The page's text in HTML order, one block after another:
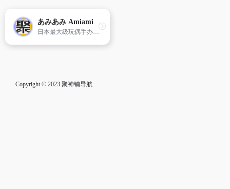
あみあみ Amiami
日本最大级玩偶手办购物。amiami是日本最大的手办发售网站。手办是一种日本动漫周边产品,特指未上色组装的模型套件,需要玩家自己动手打磨、拼装、上色等一系列复杂的工艺,而且难度远大于一般模型制作,主要材料为树脂。amiami主要销售手办和二手手办。用户可以从网站上了解手办的排名和二手手办的详情。此外,网站还会定期提供一些优惠和折扣,为用户提供物美价廉的手办商品。网站销售的手办商品包括：美少女手办,普通手办,海外手办作品,手办珍藏品,机器人玩具,洋娃娃,铁道模型等。amiami联系方式：电话：03-5803-1633邮箱：[email&#160;protected]
Copyright © 2023 聚神铺导航